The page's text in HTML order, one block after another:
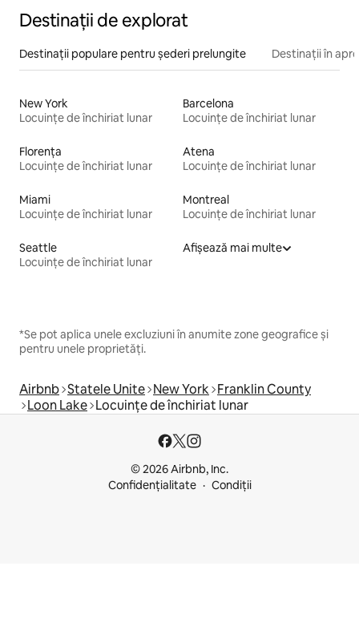
Destinații de explorat
Destinații populare pentru șederi prelungite Destinații în
New York
Locuințe de închiriat lunar
Barcelona
Locuințe de închiriat lunar
Florența
Locuințe de închiriat lunar
Atena
Locuințe de închiriat lunar
Miami
Locuințe de închiriat lunar
Montreal
Locuințe de închiriat lunar
Seattle
Locuințe de închiriat lunar
Afișează mai multe
*Se pot aplica unele excluziuni în anumite zone geografice și
pentru unele proprietăți.
Airbnb Statele Unite New York Franklin County
Loon Lake Locuințe de închiriat lunar
© 2026 Airbnb, Inc.
Confidențialitate
Condiții